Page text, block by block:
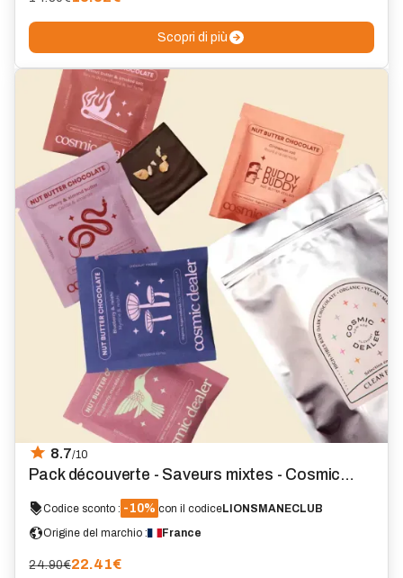
Scopri di più
8.7/10
Pack découverte - Saveurs mixtes - Cosmic
Codice sconto : -10% con il codiceLIONSMANECLUB
Origine del marchio :
France
24.90€22.41€